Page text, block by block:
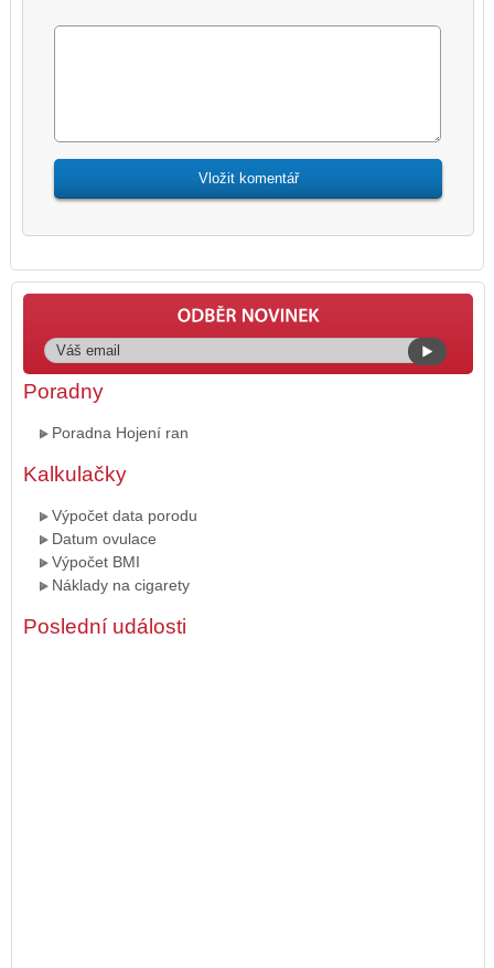
Poradny
Poradna Hojení ran
Kalkulačky
Výpočet data porodu
Datum ovulace
Výpočet BMI
Náklady na cigarety
Poslední události